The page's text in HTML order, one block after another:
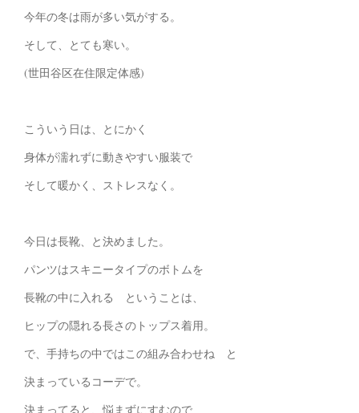
今年の冬は雨が多い気がする。
そして、とても寒い。
(世田谷区在住限定体感)
こういう日は、とにかく
身体が濡れずに動きやすい服装で
そして暖かく、ストレスなく。
今日は長靴、と決めました。
パンツはスキニータイプのボトムを
長靴の中に入れる ということは、
ヒップの隠れる長さのトップス着用。
で、手持ちの中ではこの組み合わせね と
決まっているコーデで。
決まってると、悩まずにすむので